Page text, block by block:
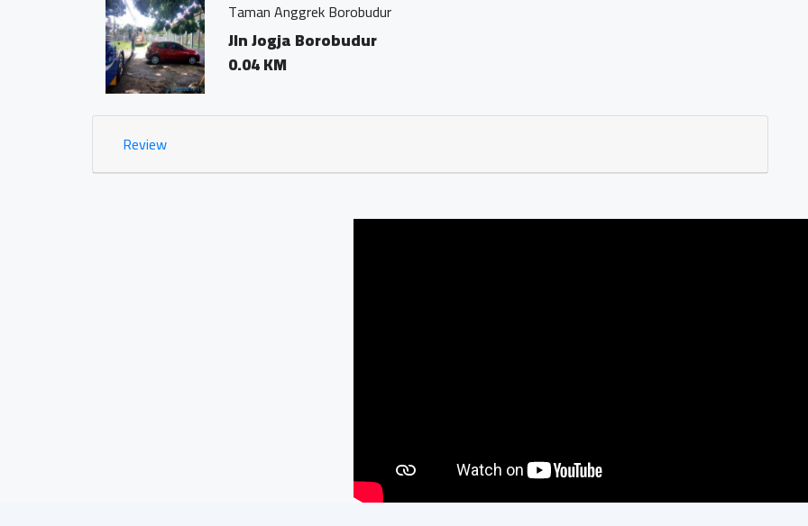
Taman Anggrek Borobudur
Jln Jogja Borobudur
0.04 KM
Review